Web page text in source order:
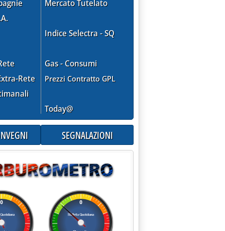
Rete
Mercato Tutelato
Indice Selectra - SQ
Gas - Consumi
Prezzi Contratto GPL
Today@
SEGNALAZIONI